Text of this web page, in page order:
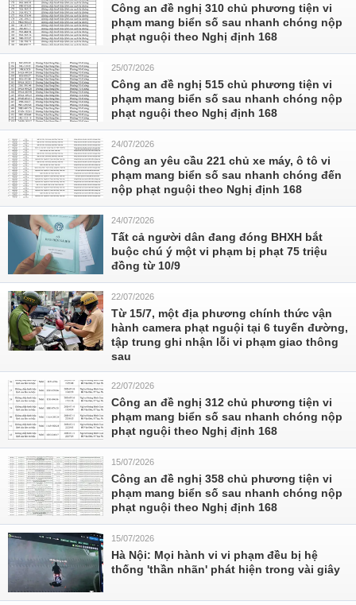
Công an đề nghị 310 chủ phương tiện vi
phạm mang biển số sau nhanh chóng nộp
phạt nguội theo Nghị định 168
25/07/2026
Công an đề nghị 515 chủ phương tiện vi
phạm mang biển số sau nhanh chóng nộp
phạt nguội theo Nghị định 168
24/07/2026
Công an yêu cầu 221 chủ xe máy, ô tô vi
phạm mang biển số sau nhanh chóng đến
nộp phạt nguội theo Nghị định 168
24/07/2026
Tất cả người dân đang đóng BHXH bắt
buộc chú ý một vi phạm bị phạt 75 triệu
đồng từ 10/9
22/07/2026
Từ 15/7, một địa phương chính thức vận
hành camera phạt nguội tại 6 tuyến đường,
tập trung ghi nhận lỗi vi phạm giao thông
sau
22/07/2026
Công an đề nghị 312 chủ phương tiện vi
phạm mang biển số sau nhanh chóng nộp
phạt nguội theo Nghị định 168
15/07/2026
Công an đề nghị 358 chủ phương tiện vi
phạm mang biển số sau nhanh chóng nộp
phạt nguội theo Nghị định 168
15/07/2026
Hà Nội: Mọi hành vi vi phạm đều bị hệ
thống 'thần nhãn' phát hiện trong vài giây